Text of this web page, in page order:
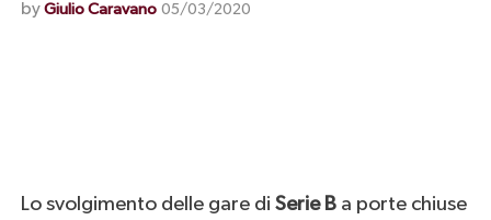
by Giulio Caravano 05/03/2020
Lo svolgimento delle gare di Serie Ba porte chiuse